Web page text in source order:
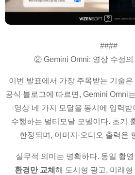
####
② Gemini Omni: 영상 수정의
이번 발표에서 가장 주목받는 기술은
공식 블로그에 따르면, Gemini Omni
·영상 네 가지 모달을 동시에 입력
수행하는 멀티모달 모델이다. 초기
한정되며, 이미지·오디오 출력은
실무적 의미는 명확하다. 동일 촬
환경만 교체 해 도시형 광고, 미래